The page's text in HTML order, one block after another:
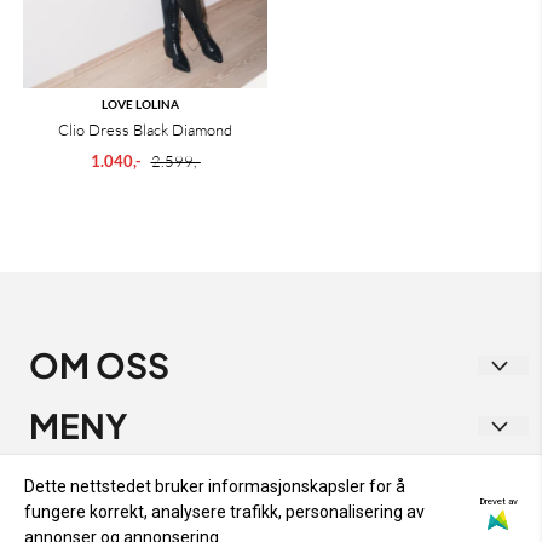
LOVE LOLINA
Clio Dress Black Diamond
1.040,- 2.599,-
OM OSS
Vakre Vene
Strandgata 1
9405 Harstad
MENY
PERSONVERN
INFO
RETUR OG BYTTE
Dette nettstedet bruker informasjonskapsler for å
fungere korrekt, analysere trafikk, personalisering av
annonser og annonsering.
Drevet av